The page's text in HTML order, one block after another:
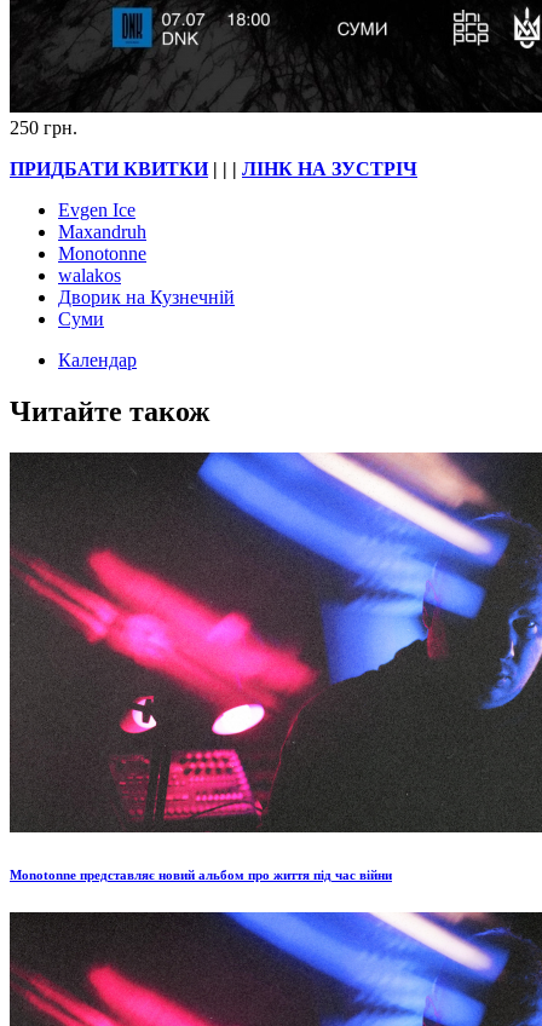
250 грн.
ПРИДБАТИ КВИТКИ| | | ЛІНК НА ЗУСТРІЧ
Evgen Ice
Maxandruh
Monotonne
walakos
Дворик на Кузнечній
Суми
Календар
Читайте також
Monotonne представляє новий альбом про життя під час війни